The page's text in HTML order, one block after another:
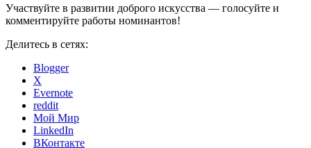
Участвуйте в развитии доброго искусства — голосуйте и
комментируйте работы номинантов!
Делитесь в сетях:
Blogger
X
Evernote
reddit
Мой Мир
LinkedIn
ВКонтакте